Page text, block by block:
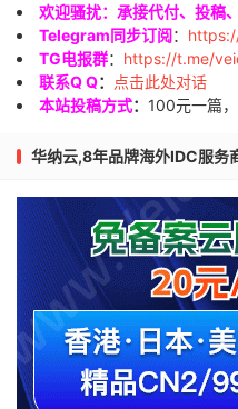
欢迎骚扰：承接代付、投稿
Telegram同步订阅：
TG电报群： https://t.me/
联系Q Q：
点击此处对话
本站投稿方式： 100元一篇，
华纳云,8年品牌海外IDC服务